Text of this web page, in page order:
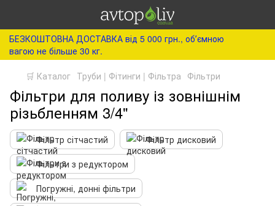
БЕЗКОШТОВНА ДОСТАВКА від 5 000 грн., обʼємною
вагою не більше 30 кг.
🛒 Каталог Труби | Фітинги | Фільтра Фільтри
Фільтри для поливу із зовнішнім
різьбленням 3/4"
Фільтр сітчастий
Фільтр дисковий
Фільтри з редуктором
Погружні, донні фільтри